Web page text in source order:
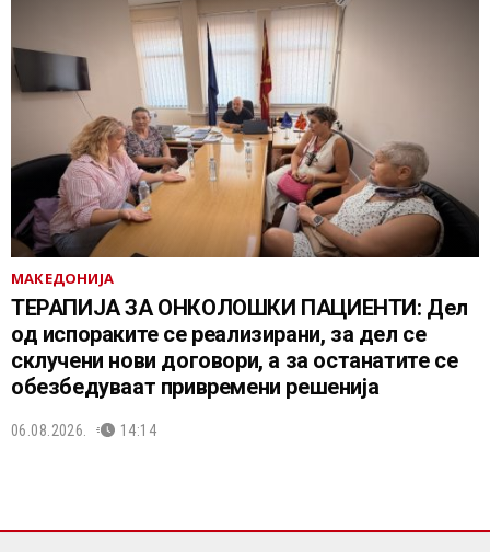
МАКЕДОНИЈА
ТЕРАПИЈА ЗА ОНКОЛОШКИ ПАЦИЕНТИ: Дел
од испораките се реализирани, за дел се
склучени нови договори, а за останатите се
обезбедуваат привремени решенија
06.08.2026. 14:14